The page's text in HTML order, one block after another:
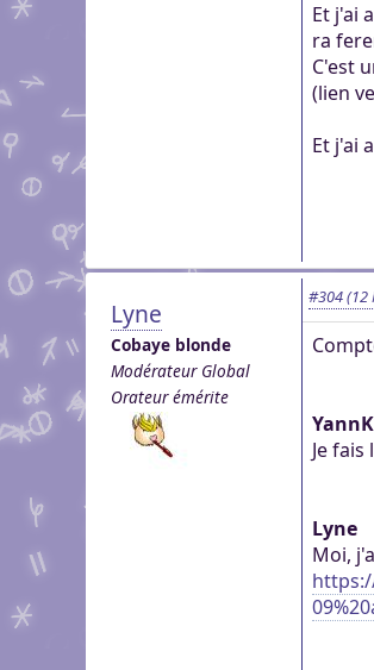
Et j'ai
ra
‎C'est
‎(lien
Et j'ai
Lyne
Cobaye blonde
Modérateur Global
Orateur émérite
#304(12
YannK
Je
Lyne
Moi,